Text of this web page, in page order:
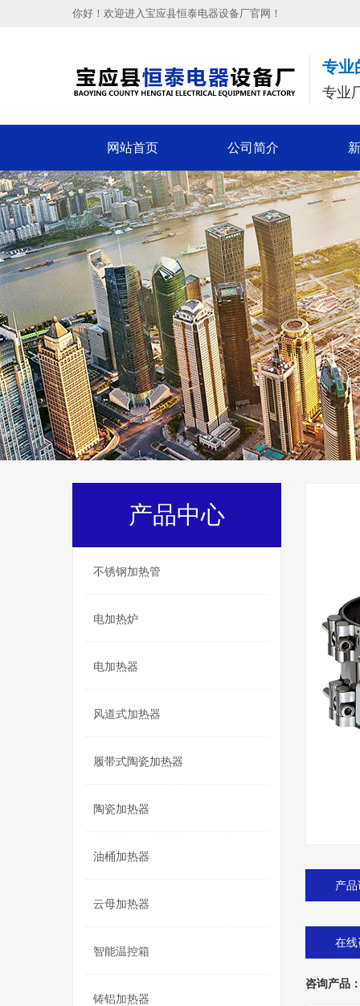
你好！欢迎进入宝应县恒泰电器设备厂官网！
专业
专业
网站首页 公司简介
产品中心
不锈钢加热管
电加热炉
电加热器
风道式加热器
履带式陶瓷加热器
陶瓷加热器
油桶加热器
云母加热器
智能温控箱
铸铝加热器
产
在线
咨询产品